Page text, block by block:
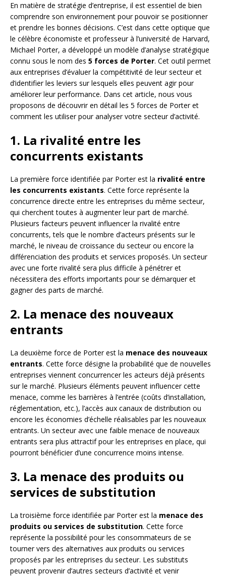
En matière de stratégie d’entreprise, il est essentiel de bien
comprendre son environnement pour pouvoir se positionner
et prendre les bonnes décisions. C’est dans cette optique que
le célèbre économiste et professeur à l’université de Harvard,
Michael Porter, a développé un modèle d’analyse stratégique
connu sous le nom des 5 forces de Porter. Cet outil permet
aux entreprises d’évaluer la compétitivité de leur secteur et
d’identifier les leviers sur lesquels elles peuvent agir pour
améliorer leur performance. Dans cet article, nous vous
proposons de découvrir en détail les 5 forces de Porter et
comment les utiliser pour analyser votre secteur d’activité.
1. La rivalité entre les
concurrents existants
La première force identifiée par Porter est la rivalité entre
les concurrents existants. Cette force représente la
concurrence directe entre les entreprises du même secteur,
qui cherchent toutes à augmenter leur part de marché.
Plusieurs facteurs peuvent influencer la rivalité entre
concurrents, tels que le nombre d’acteurs présents sur le
marché, le niveau de croissance du secteur ou encore la
différenciation des produits et services proposés. Un secteur
avec une forte rivalité sera plus difficile à pénétrer et
nécessitera des efforts importants pour se démarquer et
gagner des parts de marché.
2. La menace des nouveaux
entrants
La deuxième force de Porter est la menace des nouveaux
entrants. Cette force désigne la probabilité que de nouvelles
entreprises viennent concurrencer les acteurs déjà présents
sur le marché. Plusieurs éléments peuvent influencer cette
menace, comme les barrières à l’entrée (coûts d’installation,
réglementation, etc.), l’accès aux canaux de distribution ou
encore les économies d’échelle réalisables par les nouveaux
entrants. Un secteur avec une faible menace de nouveaux
entrants sera plus attractif pour les entreprises en place, qui
pourront bénéficier d’une concurrence moins intense.
3. La menace des produits ou
services de substitution
La troisième force identifiée par Porter est la menace des
produits ou services de substitution. Cette force
représente la possibilité pour les consommateurs de se
tourner vers des alternatives aux produits ou services
proposés par les entreprises du secteur. Les substituts
peuvent provenir d’autres secteurs d’activité et venir